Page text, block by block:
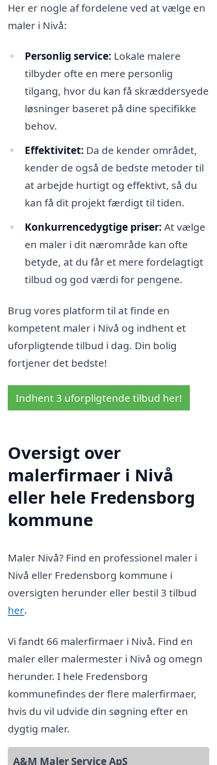
Her er nogle af fordelene ved at vælge en
maler i Nivå:
Personlig service: Lokale malere
tilbyder ofte en mere personlig
tilgang, hvor du kan få skræddersyede
løsninger baseret på dine specifikke
behov.
Effektivitet: Da de kender området,
kender de også de bedste metoder til
at arbejde hurtigt og effektivt, så du
kan få dit projekt færdigt til tiden.
Konkurrencedygtige priser: At vælge
en maler i dit nærområde kan ofte
betyde, at du får et mere fordelagtigt
tilbud og god værdi for pengene.
Brug vores platform til at finde en
kompetent maler i Nivå og indhent et
uforpligtende tilbud i dag. Din bolig
fortjener det bedste!
Indhent 3 uforpligtende tilbud her!
Oversigt over
malerfirmaer i Nivå
eller hele Fredensborg
kommune
Maler Nivå? Find en professionel maler i
Nivå eller Fredensborg kommune i
oversigten herunder eller bestil 3 tilbud
her.
Vi fandt 66 malerfirmaer i Nivå. Find en
maler eller malermester i Nivå og omegn
herunder. I hele Fredensborg
kommunefindes der flere malerfirmaer,
hvis du vil udvide din søgning efter en
dygtig maler.
A&M Maler Service ApS